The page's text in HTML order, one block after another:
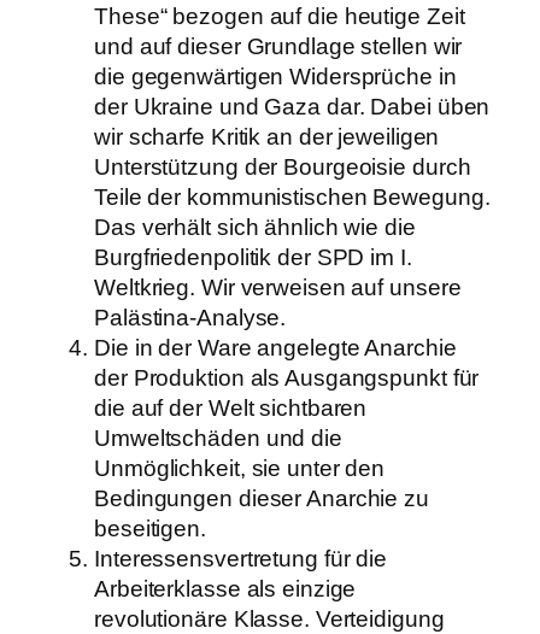
These“ bezogen auf die heutige Zeit
und auf dieser Grundlage stellen wir
die gegenwärtigen Widersprüche in
der Ukraine und Gaza dar. Dabei üben
wir scharfe Kritik an der jeweiligen
Unterstützung der Bourgeoisie durch
Teile der kommunistischen Bewegung.
Das verhält sich ähnlich wie die
Burgfriedenpolitik der SPD im I.
Weltkrieg. Wir verweisen auf unsere
Palästina-Analyse.
Die in der Ware angelegte Anarchie
der Produktion als Ausgangspunkt für
die auf der Welt sichtbaren
Umweltschäden und die
Unmöglichkeit, sie unter den
Bedingungen dieser Anarchie zu
beseitigen.
Interessensvertretung für die
Arbeiterklasse als einzige
revolutionäre Klasse. Verteidigung